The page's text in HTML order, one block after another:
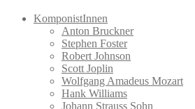
können
auf
der
Produktseite
gewählt
werden
KomponistInnen
Anton Bruckner
Stephen Foster
Robert Johnson
Scott Joplin
Wolfgang Amadeus Mozart
Hank Williams
Johann Strauss Sohn